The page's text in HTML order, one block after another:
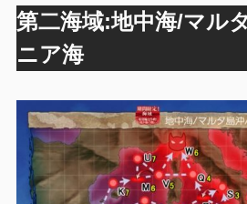
第二海域:地中海/マル
ニア海